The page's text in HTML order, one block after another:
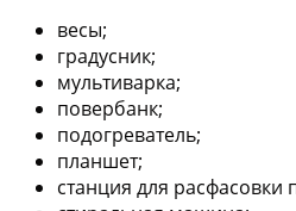
весы;
градусник;
мультиварка;
повербанк;
подогреватель;
планшет;
станция для расфасовки